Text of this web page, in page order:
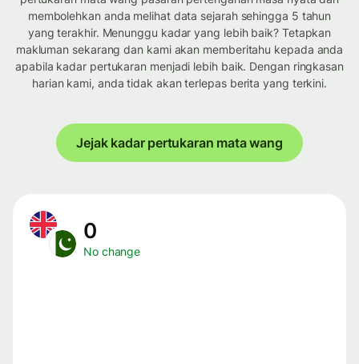
membolehkan anda melihat data sejarah sehingga 5 tahun
yang terakhir. Menunggu kadar yang lebih baik? Tetapkan
makluman sekarang dan kami akan memberitahu kepada anda
apabila kadar pertukaran menjadi lebih baik. Dengan ringkasan
harian kami, anda tidak akan terlepas berita yang terkini.
Jejak kadar pertukaran mata wang
0
No change